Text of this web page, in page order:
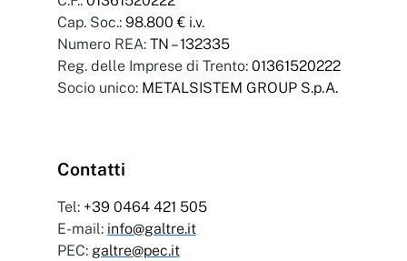
Cap. Soc.: 98.800 € i.v.
Numero REA: TN – 132335
Reg. delle Imprese di Trento: 01361520222
Socio unico: METALSISTEM GROUP S.p.A.
Contatti
Tel: +39 0464 421 505
E-mail: info@galtre.it
PEC: galtre@pec.it